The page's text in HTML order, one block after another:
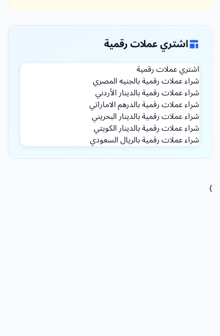
اشتري عملات رقمية
اشتري عملات رقمية
شراء عملات رقمية بالجنيه المصري
شراء عملات رقمية بالدينار الأردني
شراء عملات رقمية بالدرهم الاماراتي
شراء عملات رقمية بالدينار البحريني
شراء عملات رقمية بالدينار الكويتي
شراء عملات رقمية بالريال السعودي
}